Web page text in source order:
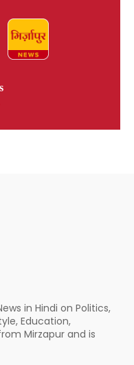
in Hindi on Politics,
Education,
Mirzapur and is